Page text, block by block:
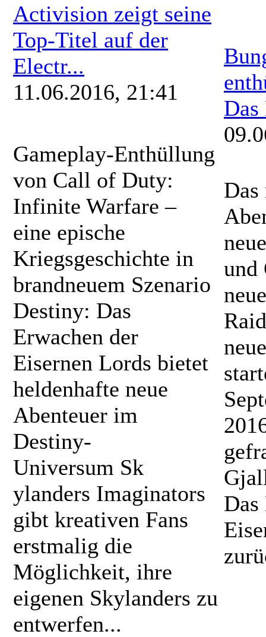
Activision zeigt seine
Top-Titel auf der
Electr...
11.06.2016, 21:41
Gameplay-Enthüllung
von Call of Duty:
Infinite Warfare –
eine epische
Kriegsgeschichte in
brandneuem Szenario
Destiny: Das
Erwachen der
Eisernen Lords bietet
heldenhafte neue
Abenteuer im
Destiny-
Universum Sk
ylanders Imaginators
gibt kreativen Fans
erstmalig die
Möglichkeit, ihre
eigenen Skylanders zu
entwerfen...
Das
Das
und
Das